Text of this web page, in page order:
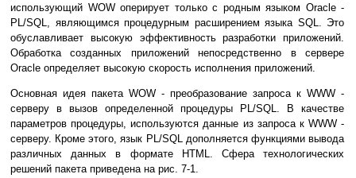
использующий WOW оперирует только с родным языком Oracle -
PL/SQL, являющимся процедурным расширением языка SQL. Это
обуславливает высокую эффективность разработки приложений.
Обработка созданных приложений непосредственно в сервере
Oracle определяет высокую скорость исполнения приложений.
Основная идея пакета WOW - преобразование запроса к WWW -
серверу в вызов определенной процедуры PL/SQL. В качестве
параметров процедуры, используются данные из запроса к WWW -
серверу. Кроме этого, язык PL/SQL дополняется функциями вывода
различных данных в формате HTML. Сфера технологических
решений пакета приведена на рис. 7-1.